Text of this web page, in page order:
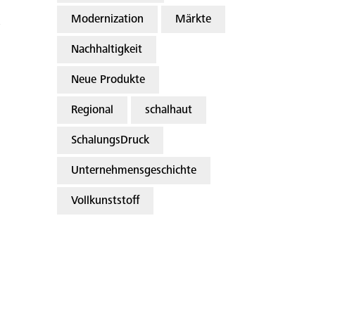
Modernization Märkte
Nachhaltigkeit
Neue Produkte
Regional schalhaut
SchalungsDruck
Unternehmensgeschichte
Vollkunststoff